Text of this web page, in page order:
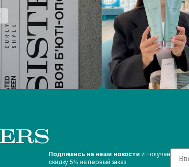
Подпишись на наши новости и получай
скидку 5% на первый заказ
Email